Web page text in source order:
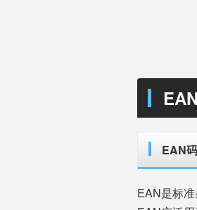
EAN码
EAN是标